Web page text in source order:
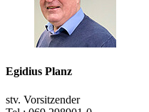
Egidius Planz
stv. Vorsitzender